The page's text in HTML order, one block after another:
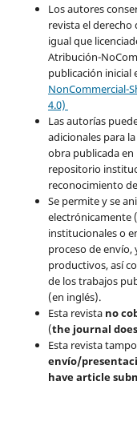
Los autores
revista el derecho
igual que
Atribución-
publicación inicial
NonCommercial-
4.0)
Las autorías
adicionales para
obra publicada
repositorio
reconocimiento
Se permite y se
electrónicamente
institucionales o
proceso de
productivos, así
de los trabajos
(en inglés).
Esta revista no
(the journal
Esta revista
envío/
have article